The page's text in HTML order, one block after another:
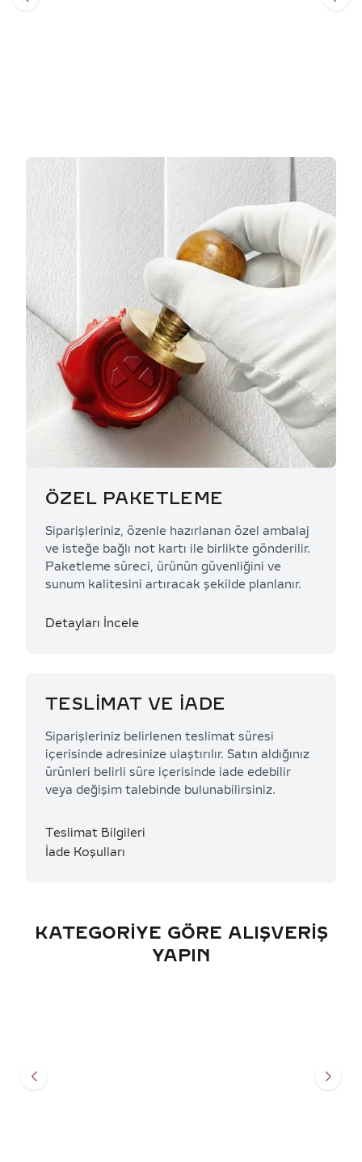
ÖZEL PAKETLEME
Siparişleriniz, özenle hazırlanan özel ambalaj
ve isteğe bağlı not kartı ile birlikte gönderilir.
Paketleme süreci, ürünün güvenliğini ve
sunum kalitesini artıracak şekilde planlanır.
Detayları İncele
TESLİMAT VE İADE
Siparişleriniz belirlenen teslimat süresi
içerisinde adresinize ulaştırılır. Satın aldığınız
ürünleri belirli süre içerisinde iade edebilir
veya değişim talebinde bulunabilirsiniz.
Teslimat Bilgileri
İade Koşulları
KATEGORIYE GÖRE ALIŞVERIŞ
YAPIN